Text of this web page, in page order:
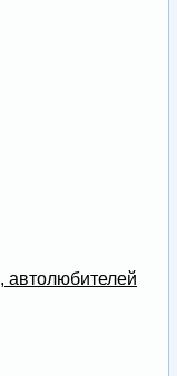
автолюбителей